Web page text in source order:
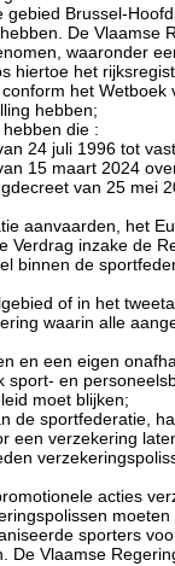
Brussel-
De
waaronder
hiertoe het
het
hebben;
die :
24 juli 1996 tot
15 maart 2024
van 25 mei
aanvaarden, het
Verdrag inzake de
binnen de
of in het
waarin alle
en een eigen
en
moet blijken;
de sportfederatie,
een verzekering
acties
moeten
sporters
De Vlaamse